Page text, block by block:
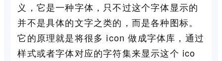
义，它是一种字体，只不过这个字体显示的
并不是具体的文字之类的，而是各种图标。
它的原理就是将很多 icon 做成字体库，通过
样式或者字体对应的字符集来显示这个 ico